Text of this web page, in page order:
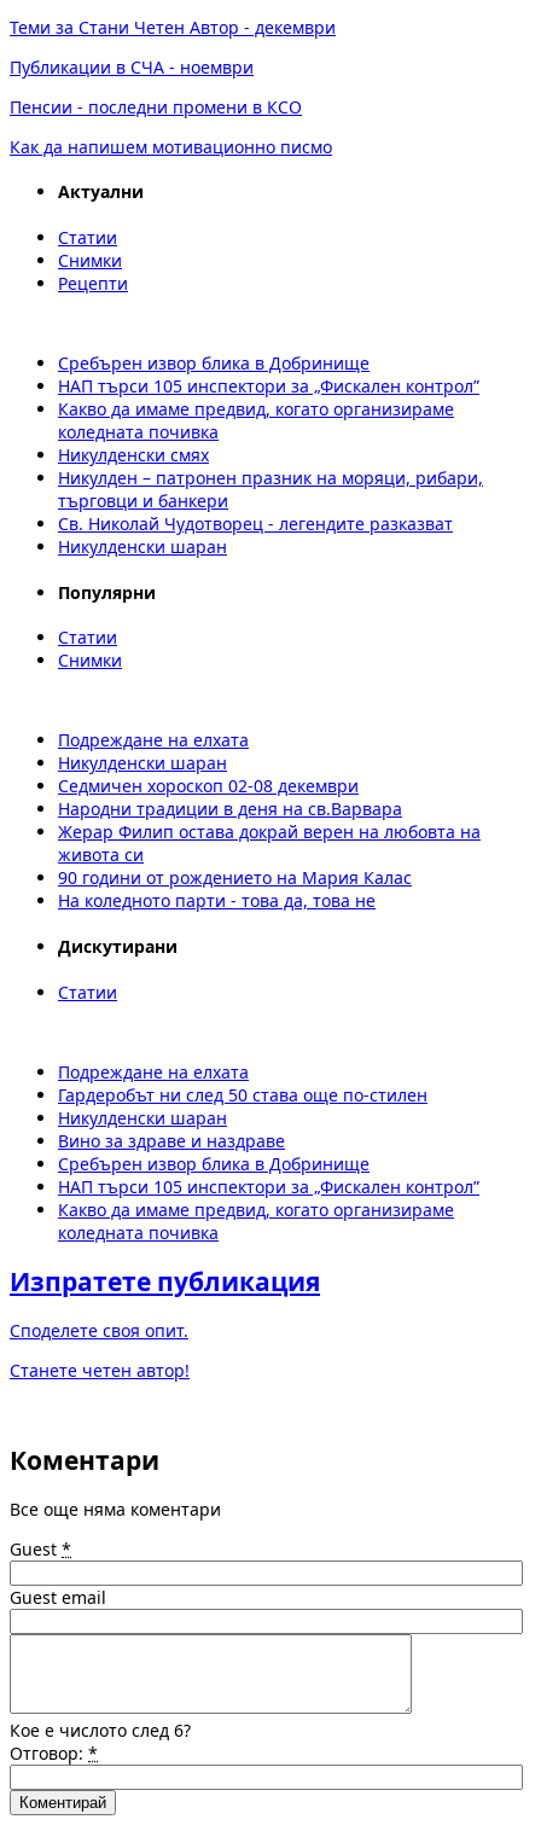
Теми за Стани Четен Автор - декември
Публикации в СЧА - ноември
Пенсии - последни промени в КСО
Как да напишем мотивационно писмо
Актуални
Статии
Снимки
Рецепти
Сребърен извор блика в Добринище
НАП търси 105 инспектори за „Фискален контрол”
Какво да имаме предвид, когато организираме
коледната почивка
Никулденски смях
Никулден – патронен празник на моряци, рибари,
търговци и банкери
Св. Николай Чудотворец - легендите разказват
Никулденски шаран
Популярни
Статии
Снимки
Подреждане на елхата
Никулденски шаран
Седмичен хороскоп 02-08 декември
Народни традиции в деня на св.Варвара
Жерар Филип остава докрай верен на любовта на
живота си
90 години от рождението на Мария Калас
На коледното парти - това да, това не
Дискутирани
Статии
Подреждане на елхата
Гардеробът ни след 50 става още по-стилен
Никулденски шаран
Вино за здраве и наздраве
Сребърен извор блика в Добринище
НАП търси 105 инспектори за „Фискален контрол”
Какво да имаме предвид, когато организираме
коледната почивка
Изпратете публикация
Споделете своя опит.
Станете четен автор!
Коментари
Все още няма коментари
Guest *
Guest email
Кое е числото след 6?
Отговор: *